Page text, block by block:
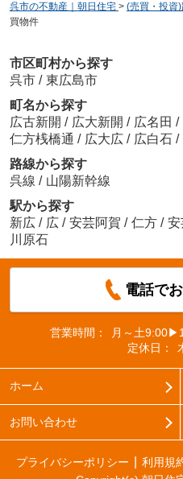
呉市の不動産｜朝日住宅 > (売買・投資
買物件
市区町村から探す
呉市 / 東広島市
町名から探す
広古新開 / 広大新開 / 広名田 /
仁方桟橋通 / 広大広 / 広白石 /
路線から探す
呉線 / 山陽新幹線
駅から探す
新広 / 広 / 安芸阿賀 / 仁方 / 安
川原石
電話で
営業時間：
月～土
定休日：
ホーム
お問い合わせ
プライバシーポリシー 利用規